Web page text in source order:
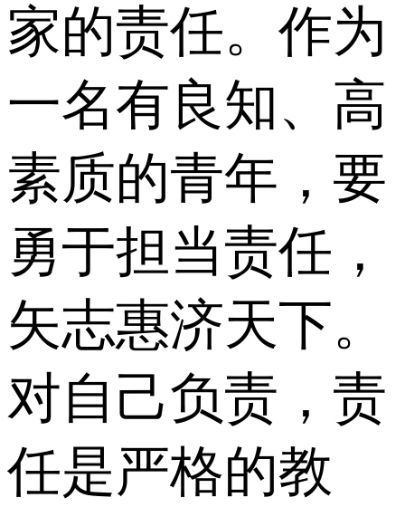
家的责任。作为
一名有良知、高
素质的青年，要
勇于担当责任，
矢志惠济天下。
对自己负责，责
任是严格的教